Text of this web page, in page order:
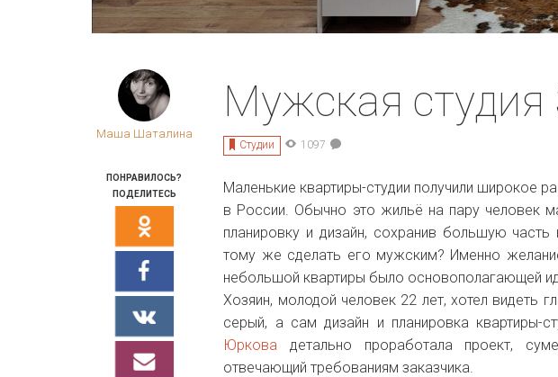
Маша Шаталина
ПОНРАВИЛОСЬ?
ПОДЕЛИТЕСЬ
Мужская
Студии 1097
Маленькие квартиры-студии получили широкое
в России. Обычно это жильё на пару человек
планировку и дизайн, сохранив большую
тому же сделать его мужским? Именно
небольшой квартиры было основополагающей
Хозяин, молодой человек 22 лет, хотел видеть
серый, а сам дизайн и планировка квартиры-
Юркова детально проработала проект,
отвечающий требованиям заказчика.